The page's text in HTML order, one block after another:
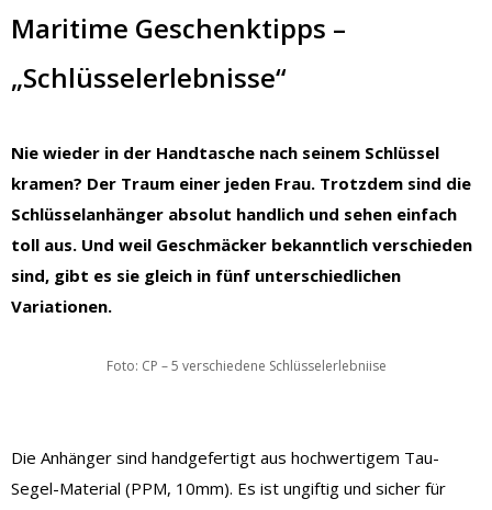
Maritime Geschenktipps –
„Schlüsselerlebnisse“
Nie wieder in der Handtasche nach seinem Schlüssel
kramen? Der Traum einer jeden Frau. Trotzdem sind die
Schlüsselanhänger absolut handlich und sehen einfach
toll aus. Und weil Geschmäcker bekanntlich verschieden
sind, gibt es sie gleich in fünf unterschiedlichen
Variationen.
Foto: CP – 5 verschiedene Schlüsselerlebniise
Die Anhänger sind handgefertigt aus hochwertigem Tau-
Segel-Material (PPM, 10mm). Es ist ungiftig und sicher für